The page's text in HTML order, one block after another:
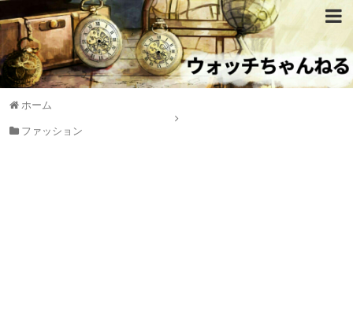
ホーム
ファッション